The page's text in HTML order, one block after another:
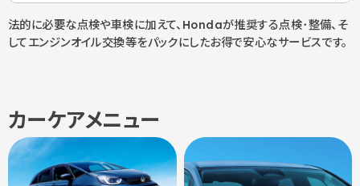
法的に必要な点検や車検に加えて、Hondaが推奨する点検･整備、そ
してエンジンオイル交換等をパックにしたお得で安心なサービスです。
カーケアメニュー